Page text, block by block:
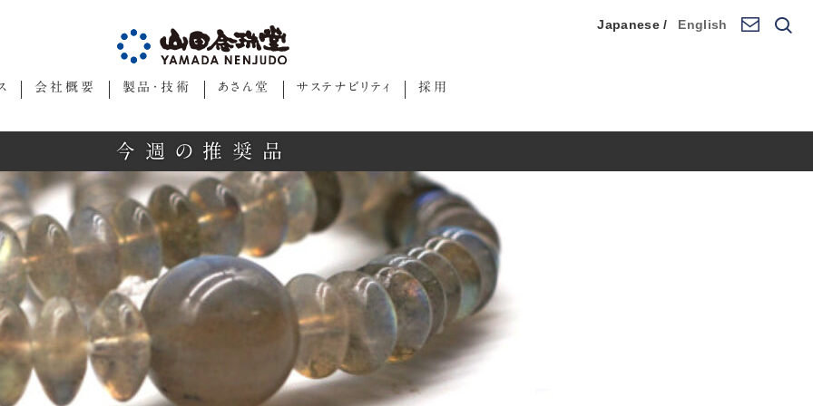
会社概要 製品・技術 あさん堂 サステナビリティ 採用
Japanese / English
今週の推奨品